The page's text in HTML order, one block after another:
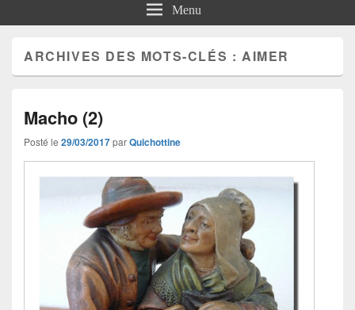
Menu
ARCHIVES DES MOTS-CLÉS : AIMER
Macho (2)
Posté le 29/03/2017parQuichottine